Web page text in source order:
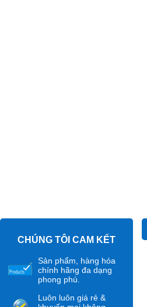
CHÚNG TÔI CAM KẾT
Sản phẩm, hàng hóa
chính hãng đa dạng
phong phú.
Luôn luôn giá rẻ &